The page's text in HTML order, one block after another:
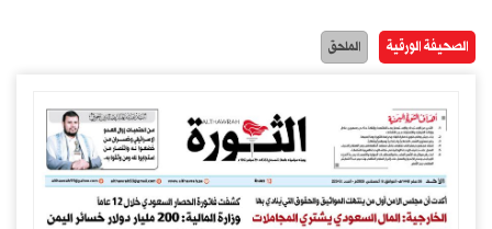
الصحيفة الورقية الملحق